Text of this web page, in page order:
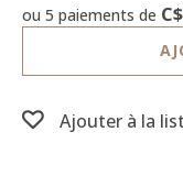
ou 5 paiements de
Ajouter à la